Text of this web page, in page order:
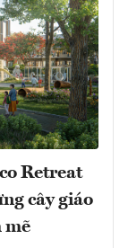
Retreat
cây giáo
mẽ